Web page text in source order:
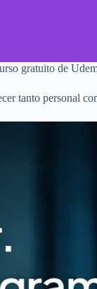
gratuito de
tanto personal